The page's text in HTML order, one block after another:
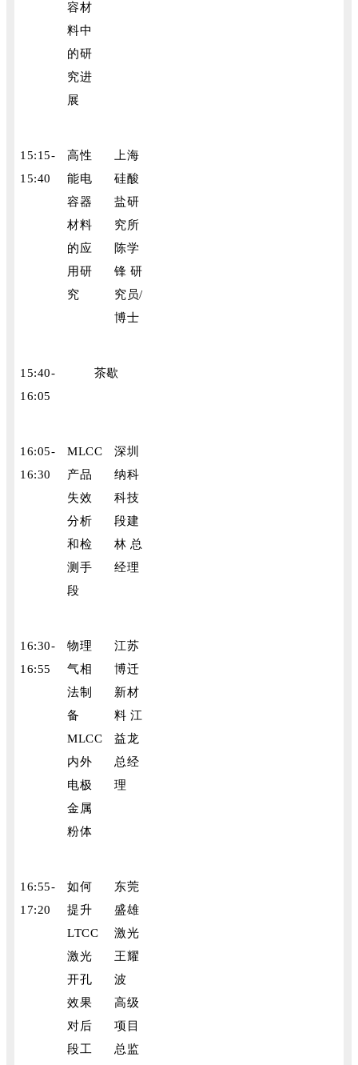
容材
料中
的研
究进
展
15:15-
15:40
高性
能电
容器
材料
的应
用研
究
上海
硅酸
盐研
究所
陈学
锋 研
究员/
博士
15:40-
16:05
茶歇
16:05-
16:30
MLCC
产品
失效
分析
和检
测手
段
深圳
纳科
科技
段建
林 总
经理
16:30-
16:55
物理
气相
法制
备
MLCC
内外
电极
金属
粉体
江苏
博迁
新材
料 江
益龙
总经
理
16:55-
17:20
如何
提升
LTCC
激光
开孔
效果
对后
段工
东莞
盛雄
激光
王耀
波
高级
项目
总监